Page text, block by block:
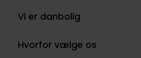
Vi er danbolig
Hvorfor vælge os